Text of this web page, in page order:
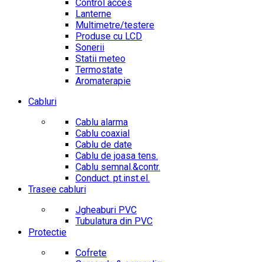
Control acces
Lanterne
Multimetre/testere
Produse cu LCD
Sonerii
Statii meteo
Termostate
Aromaterapie
Cabluri
Cablu alarma
Cablu coaxial
Cablu de date
Cablu de joasa tens.
Cablu semnal.&contr.
Conduct. pt.inst.el.
Trasee cabluri
Jgheaburi PVC
Tubulatura din PVC
Protectie
Cofrete